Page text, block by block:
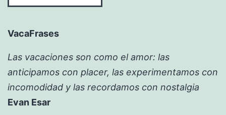
VacaFrases
Las vacaciones son como el amor: las
anticipamos con placer, las experimentamos con
incomodidad y las recordamos con nostalgia
Evan Esar